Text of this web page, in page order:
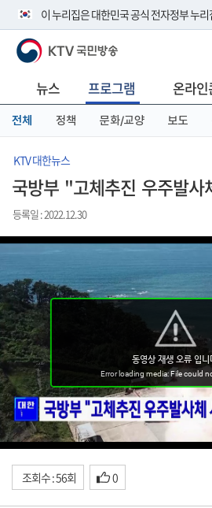
이 누리집은 대한민국 공식 전자정부 누
공식 누리집 주소 확인하기
니다.
이밖에 or.kr 또는 .kr등 다른 도메인 주소
서 도메인 주소를 확인해 보세요
KTV 국민방송
뉴스 프로그램 온라
전체 정책 문화/교양 보도
KTV 대한뉴스
국방부 "고체추진 우주발
등록일 : 2022.12.30
조회수 : 56회 0